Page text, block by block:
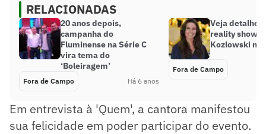
RELACIONADAS
20 anos depois,
campanha do
Fluminense na Série C
vira tema do
‘Boleiragem’
Fora de Campo Há 6 anos
Veja detalhes
reality show
Kozlowski no
Fora de Campo
Em entrevista à 'Quem', a cantora manifestou
sua felicidade em poder participar do evento.